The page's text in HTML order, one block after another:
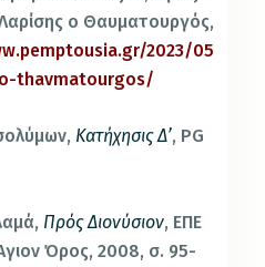
Λαρίσης ο Θαυματουργός,
2023/05
thavmatourgos/
Κατήχησις Δ’, PG
Πρός Διονύσιον, ΕΠΕ
Όρος, 2008, σ. 95-